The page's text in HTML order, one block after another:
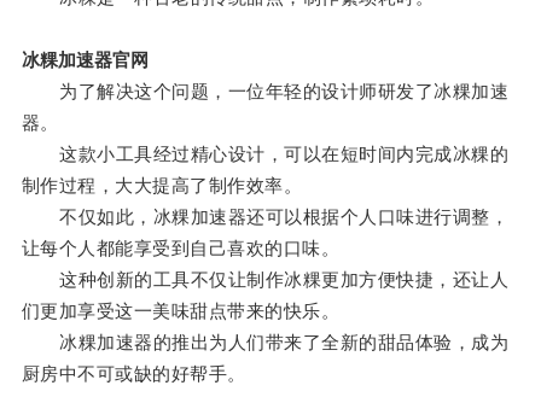
冰粿加速器官网
为了解决这个问题，一位年轻的设计师研发了冰粿加速
器。
这款小工具经过精心设计，可以在短时间内完成冰粿的
制作过程，大大提高了制作效率。
不仅如此，冰粿加速器还可以根据个人口味进行调整，
让每个人都能享受到自己喜欢的口味。
这种创新的工具不仅让制作冰粿更加方便快捷，还让人
们更加享受这一美味甜点带来的快乐。
冰粿加速器的推出为人们带来了全新的甜品体验，成为
厨房中不可或缺的好帮手。